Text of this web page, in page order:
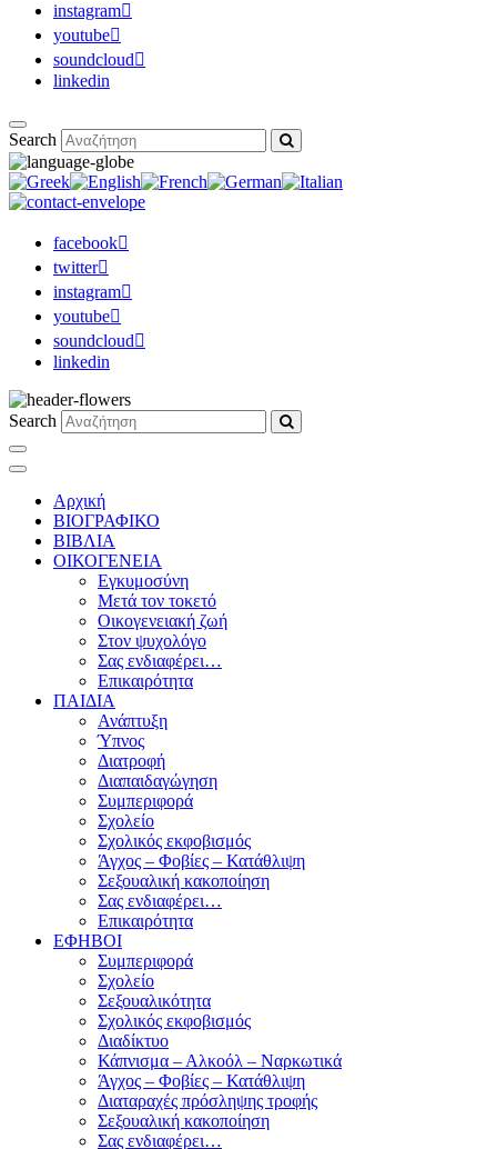
instagram
youtube
soundcloud
linkedin
Search
facebook
twitter
instagram
youtube
soundcloud
linkedin
Search
Αρχική
ΒΙΟΓΡΑΦΙΚΟ
ΒΙΒΛΙΑ
ΟΙΚΟΓΕΝΕΙΑ
Εγκυμοσύνη
Μετά τον τοκετό
Οικογενειακή ζωή
Στον ψυχολόγο
Σας ενδιαφέρει…
Επικαιρότητα
ΠΑΙΔΙΑ
Ανάπτυξη
Ύπνος
Διατροφή
Διαπαιδαγώγηση
Συμπεριφορά
Σχολείο
Σχολικός εκφοβισμός
Άγχος – Φοβίες – Κατάθλιψη
Σεξουαλική κακοποίηση
Σας ενδιαφέρει…
Επικαιρότητα
ΕΦΗΒΟΙ
Συμπεριφορά
Σχολείο
Σεξουαλικότητα
Σχολικός εκφοβισμός
Διαδίκτυο
Κάπνισμα – Αλκοόλ – Ναρκωτικά
Άγχος – Φοβίες – Κατάθλιψη
Διαταραχές πρόσληψης τροφής
Σεξουαλική κακοποίηση
Σας ενδιαφέρει…